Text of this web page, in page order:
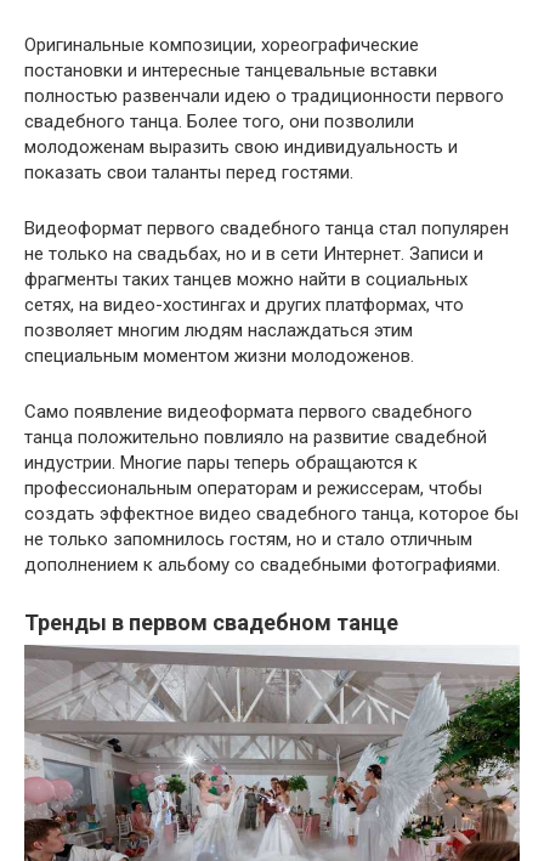
Оригинальные композиции, хореографические
постановки и интересные танцевальные вставки
полностью развенчали идею о традиционности первого
свадебного танца. Более того, они позволили
молодоженам выразить свою индивидуальность и
показать свои таланты перед гостями.
Видеоформат первого свадебного танца стал популярен
не только на свадьбах, но и в сети Интернет. Записи и
фрагменты таких танцев можно найти в социальных
сетях, на видео-хостингах и других платформах, что
позволяет многим людям наслаждаться этим
специальным моментом жизни молодоженов.
Само появление видеоформата первого свадебного
танца положительно повлияло на развитие свадебной
индустрии. Многие пары теперь обращаются к
профессиональным операторам и режиссерам, чтобы
создать эффектное видео свадебного танца, которое бы
не только запомнилось гостям, но и стало отличным
дополнением к альбому со свадебными фотографиями.
Тренды в первом свадебном танце